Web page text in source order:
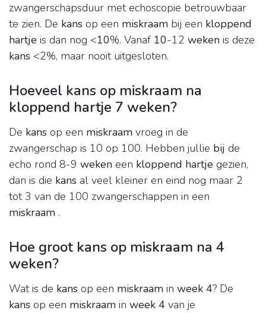
zwangerschapsduur met echoscopie betrouwbaar
te zien. De kans op een miskraam bij een kloppend
hartje is dan nog <10%. Vanaf 10-12 weken is deze
kans <2%, maar nooit uitgesloten.
Hoeveel kans op miskraam na
kloppend hartje 7 weken?
De kans op een miskraam vroeg in de
zwangerschap is 10 op 100. Hebben jullie bij de
echo rond 8-9 weken een kloppend hartje gezien,
dan is die kans al veel kleiner en eind nog maar 2
tot 3 van de 100 zwangerschappen in een
miskraam .
Hoe groot kans op miskraam na 4
weken?
Wat is de kans op een miskraam in week 4? De
kans op een miskraam in week 4 van je